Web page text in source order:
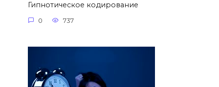
Гипнотическое кодирование
0 737